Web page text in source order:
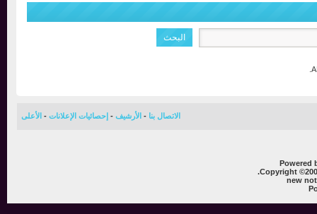
الاتصال بنا- الأرشيف-إحصائيات الإعلانات-الأعلى
Copyright